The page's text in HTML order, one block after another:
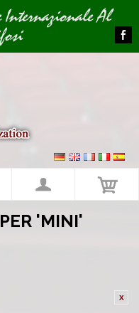
Internazionale Al
'MINI'